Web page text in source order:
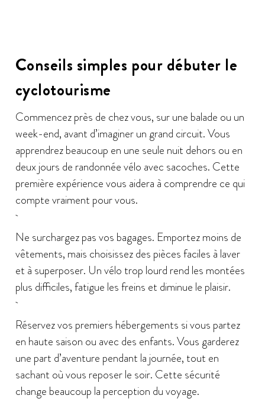
Conseils simples pour débuter le
cyclotourisme
Commencez près de chez vous, sur une balade ou un
week-end, avant d’imaginer un grand circuit. Vous
apprendrez beaucoup en une seule nuit dehors ou en
deux jours de randonnée vélo avec sacoches. Cette
première expérience vous aidera à comprendre ce qui
compte vraiment pour vous.
Ne surchargez pas vos bagages. Emportez moins de
vêtements, mais choisissez des pièces faciles à laver
et à superposer. Un vélo trop lourd rend les montées
plus difficiles, fatigue les freins et diminue le plaisir.
Réservez vos premiers hébergements si vous partez
en haute saison ou avec des enfants. Vous garderez
une part d’aventure pendant la journée, tout en
sachant où vous reposer le soir. Cette sécurité
change beaucoup la perception du voyage.